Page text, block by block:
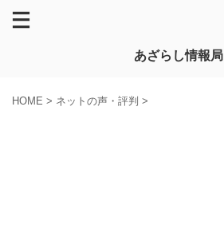
あざらし情報局
HOME > ネットの声・評判 >